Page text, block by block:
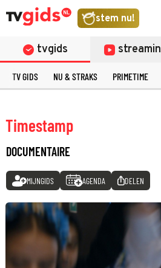
stem nu!
tvgids
TV GIDS NU & STRAKS PRIMETIME
Timestamp
DOCUMENTAIRE
MIJNGIDS AGENDA DELEN